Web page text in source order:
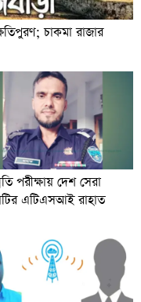
চাকমা রাজার
পরীক্ষায় দেশ সেরা
এটিএসআই রাহাত